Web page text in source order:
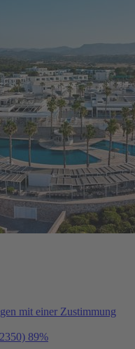
mit einer Zustimmung
89%